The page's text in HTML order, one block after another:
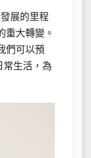
展的里程
重大轉變。
們可以預
常生活，為